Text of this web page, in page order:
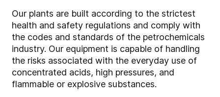
Our plants are built according to the strictest
health and safety regulations and comply with
the codes and standards of the petrochemicals
industry. Our equipment is capable of handling
the risks associated with the everyday use of
concentrated acids, high pressures, and
flammable or explosive substances.